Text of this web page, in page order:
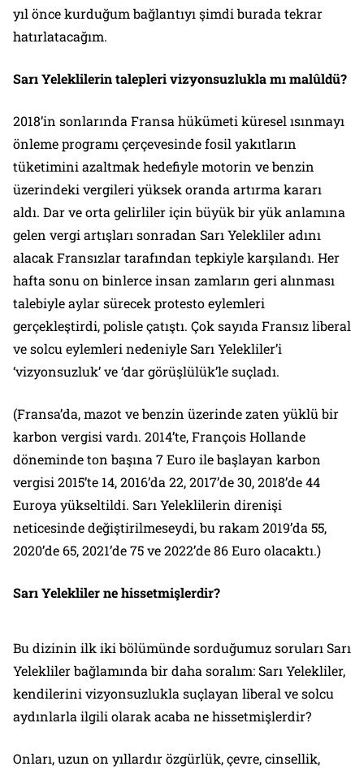
yıl önce kurduğum bağlantıyı şimdi burada tekrar
hatırlatacağım.
Sarı Yeleklilerin talepleri vizyonsuzlukla mı malûldü?
2018’in sonlarında Fransa hükümeti küresel ısınmayı
önleme programı çerçevesinde fosil yakıtların
tüketimini azaltmak hedefiyle motorin ve benzin
üzerindeki vergileri yüksek oranda artırma kararı
aldı. Dar ve orta gelirliler için büyük bir yük anlamına
gelen vergi artışları sonradan Sarı Yelekliler adını
alacak Fransızlar tarafından tepkiyle karşılandı. Her
hafta sonu on binlerce insan zamların geri alınması
talebiyle aylar sürecek protesto eylemleri
gerçekleştirdi, polisle çatıştı. Çok sayıda Fransız liberal
ve solcu eylemleri nedeniyle Sarı Yelekliler’i
‘vizyonsuzluk’ ve ‘dar görüşlülük’le suçladı.
(Fransa’da, mazot ve benzin üzerinde zaten yüklü bir
karbon vergisi vardı. 2014’te, François Hollande
döneminde ton başına 7 Euro ile başlayan karbon
vergisi 2015’te 14, 2016’da 22, 2017’de 30, 2018’de 44
Euroya yükseltildi. Sarı Yeleklilerin direnişi
neticesinde değiştirilmeseydi, bu rakam 2019’da 55,
2020’de 65, 2021’de 75 ve 2022’de 86 Euro olacaktı.)
Sarı Yelekliler ne hissetmişlerdir?
Bu dizinin ilk iki bölümünde sorduğumuz soruları Sarı
Yelekliler bağlamında bir daha soralım: Sarı Yelekliler,
kendilerini vizyonsuzlukla suçlayan liberal ve solcu
aydınlarla ilgili olarak acaba ne hissetmişlerdir?
Onları, uzun on yıllardır özgürlük, çevre, cinsellik,